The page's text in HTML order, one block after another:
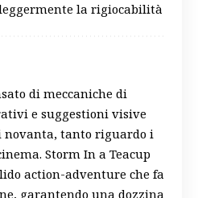
la rigiocabilità
di meccaniche di
e suggestioni visive
tanto riguardo i
Storm In a Teacup
action-adventure che fa
garantendo una dozzina